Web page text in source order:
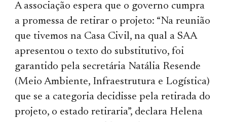
A associação espera que o governo cumpra
a promessa de retirar o projeto: “Na reunião
que tivemos na Casa Civil, na qual a SAA
apresentou o texto do substitutivo, foi
garantido pela secretária Natália Resende
(Meio Ambiente, Infraestrutura e Logística)
que se a categoria decidisse pela retirada do
projeto, o estado retiraria”, declara Helena